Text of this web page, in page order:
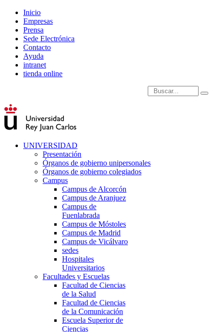
Inicio
Empresas
Prensa
Sede Electrónica
Contacto
Ayuda
intranet
tienda online
Introduce términos de
UNIVERSIDAD
Presentación
Órganos de gobierno unipersonales
Órganos de gobierno colegiados
Campus
Campus de Alcorcón
Campus de Aranjuez
Campus de
Fuenlabrada
Campus de Móstoles
Campus de Madrid
Campus de Vicálvaro
sedes
Hospitales
Universitarios
Facultades y Escuelas
Facultad de Ciencias
de la Salud
Facultad de Ciencias
de la Comunicación
Escuela Superior de
Ciencias